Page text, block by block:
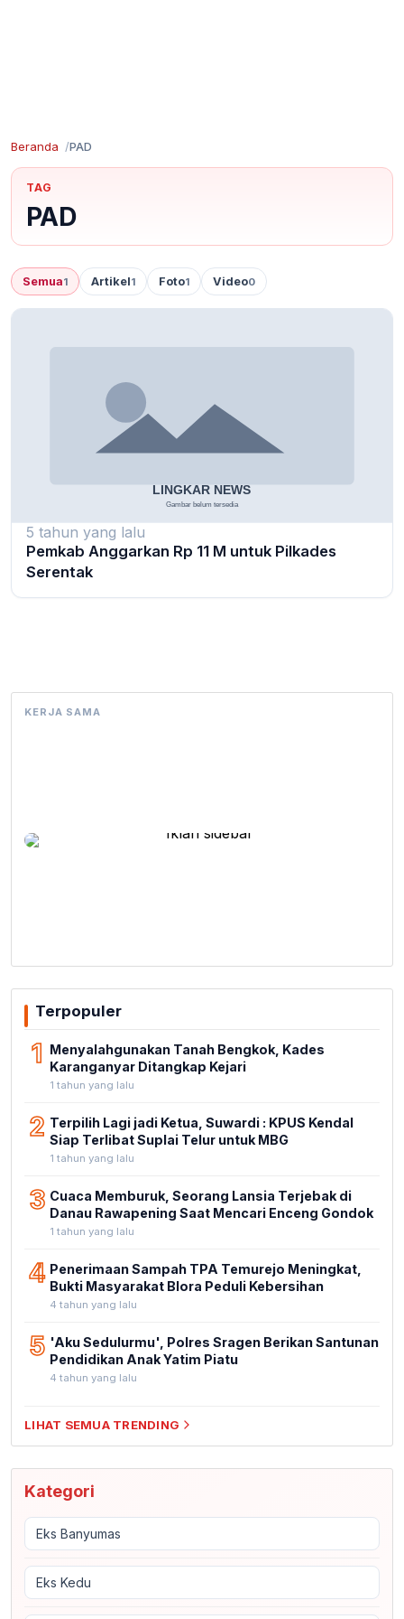
Beranda PAD
TAG
PAD
Semua1 Artikel1 Foto1 Video0
5 tahun yang lalu
Pemkab Anggarkan Rp 11 M untuk Pilkades
Serentak
KERJA SAMA
Terpopuler
1 Menyalahgunakan Tanah Bengkok, Kades
Karanganyar Ditangkap Kejari
1 tahun yang lalu
2 Terpilih Lagi jadi Ketua, Suwardi : KPUS Kendal
Siap Terlibat Suplai Telur untuk MBG
1 tahun yang lalu
3 Cuaca Memburuk, Seorang Lansia Terjebak di
Danau Rawapening Saat Mencari Enceng Gondok
1 tahun yang lalu
4 Penerimaan Sampah TPA Temurejo Meningkat,
Bukti Masyarakat Blora Peduli Kebersihan
4 tahun yang lalu
5 'Aku Sedulurmu', Polres Sragen Berikan Santunan
Pendidikan Anak Yatim Piatu
4 tahun yang lalu
LIHAT SEMUA TRENDING
Kategori
Eks Banyumas
Eks Kedu